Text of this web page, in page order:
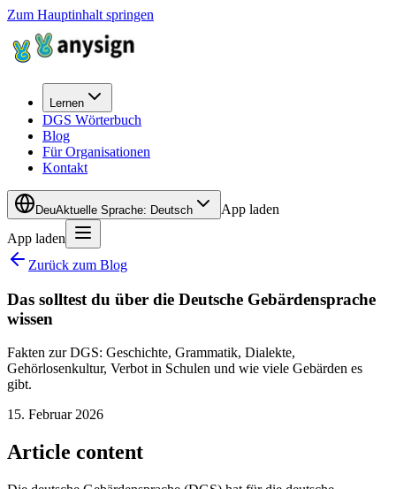
Zum Hauptinhalt springen
Lernen
DGS Wörterbuch
Blog
Für Organisationen
Kontakt
DeuAktuelle Sprache: Deutsch
App laden
App laden
Zurück zum Blog
Das solltest du über die Deutsche Gebärdensprache
wissen
Fakten zur DGS: Geschichte, Grammatik, Dialekte,
Gehörlosenkultur, Verbot in Schulen und wie viele Gebärden es
gibt.
15. Februar 2026
Article content